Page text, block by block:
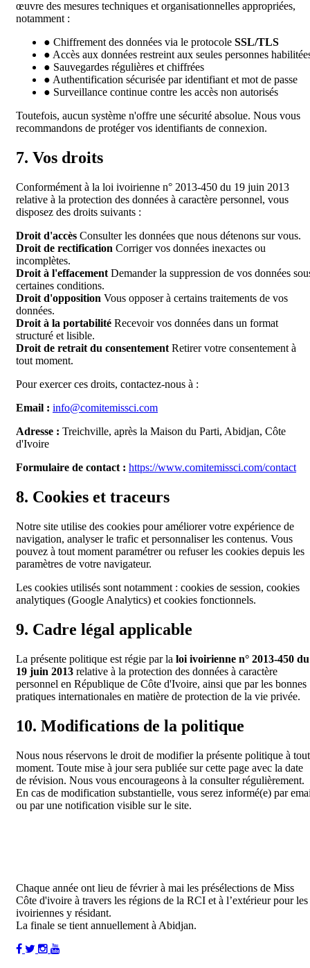
œuvre des mesures techniques et organisationnelles appropriées,
notamment :
● Chiffrement des données via le protocole SSL/TLS
● Accès aux données restreint aux seules personnes
● Sauvegardes régulières et chiffrées
● Authentification sécurisée par identifiant et mot de passe
● Surveillance continue contre les accès non autorisés
Toutefois, aucun système n'offre une sécurité absolue. Nous vous
recommandons de protéger vos identifiants de connexion.
7. Vos droits
Conformément à la loi ivoirienne n° 2013-450 du 19 juin 2013
relative à la protection des données à caractère personnel, vous
disposez des droits suivants :
Droit d'accès Consulter les données que nous détenons sur vous.
Droit de rectification Corriger vos données inexactes ou
incomplètes.
Droit à l'effacement Demander la suppression de vos données
certaines conditions.
Droit d'opposition Vous opposer à certains traitements de vos
données.
Droit à la portabilité Recevoir vos données dans un format
structuré et lisible.
Droit de retrait du consentement Retirer votre consentement à
tout moment.
Pour exercer ces droits, contactez-nous à :
Email : info@comitemissci.com
Adresse : Treichville, après la Maison du Parti, Abidjan, Côte
d'Ivoire
Formulaire de contact : https://www.comitemissci.com/contact
8. Cookies et traceurs
Notre site utilise des cookies pour améliorer votre expérience de
navigation, analyser le trafic et personnaliser les contenus. Vous
pouvez à tout moment paramétrer ou refuser les cookies depuis les
paramètres de votre navigateur.
Les cookies utilisés sont notamment : cookies de session, cookies
analytiques (Google Analytics) et cookies fonctionnels.
9. Cadre légal applicable
La présente politique est régie par la loi ivoirienne n° 2013-450 du
19 juin 2013 relative à la protection des données à caractère
personnel en République de Côte d'Ivoire, ainsi que par les bonnes
pratiques internationales en matière de protection de la vie privée.
10. Modifications de la politique
Nous nous réservons le droit de modifier la présente politique à tout
moment. Toute mise à jour sera publiée sur cette page avec la date
de révision. Nous vous encourageons à la consulter régulièrement.
En cas de modification substantielle, vous serez informé(e) par
ou par une notification visible sur le site.
Chaque année ont lieu de février à mai les présélections de Miss
Côte d'ivoire à travers les régions de la RCI et à l’extérieur pour les
ivoiriennes y résidant.
La finale se tient annuellement à Abidjan.